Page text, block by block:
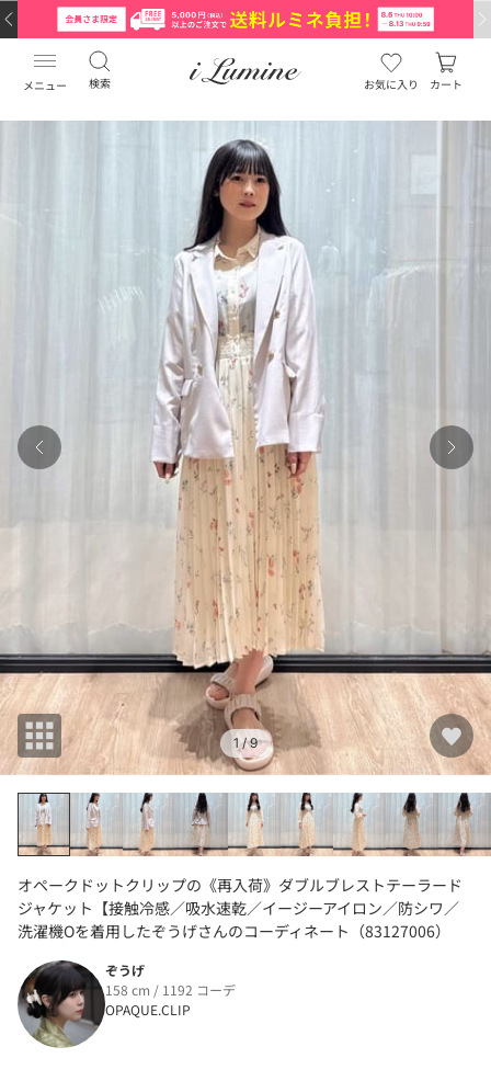
メニュー 検索 お気に入り カート
1/ 9
オペークドットクリップの《再入荷》ダブルブレストテーラード
ジャケット【接触冷感／吸水速乾／イージーアイロン／防シワ／
洗濯機Oを着用したぞうげさんのコーディネート（83127006）
ぞうげ
158 cm / 1192 コーデ
OPAQUE.CLIP